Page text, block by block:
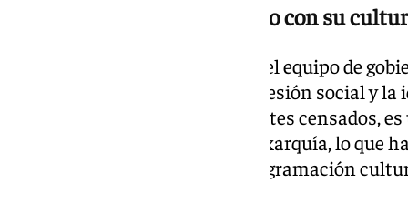
Un municipio comprometido con su
La reunión refleja la voluntad del equipo de
iniciativas que refuercen la cohesión social y
algo más de doscientos habitantes censados,
pequeños de la comarca de la Axarquía, lo que
esfuerzo por mantener una programación